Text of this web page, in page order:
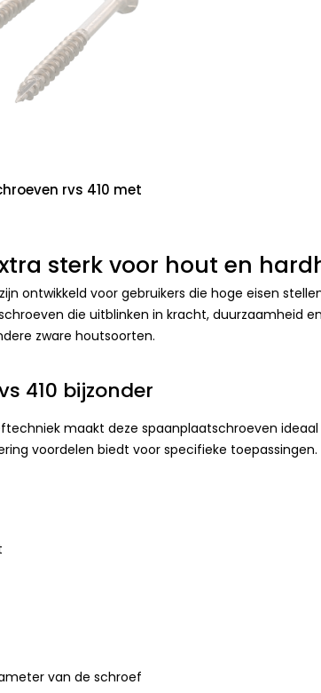
rvs 410 met
sterk voor hout en
ontwikkeld voor gebruikers die hoge eisen
die uitblinken in kracht, duurzaamheid
zware houtsoorten.
410 bijzonder
maakt deze spaanplaatschroeven
voordelen biedt voor specifieke
van de schroef